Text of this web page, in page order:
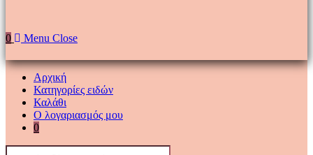
0 Menu Close
Αρχική
Κατηγορίες ειδών
Καλάθι
Ο λογαριασμός μου
0
Products